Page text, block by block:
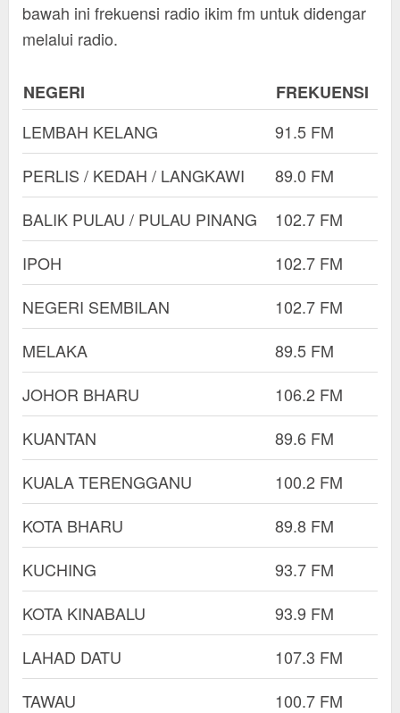
bawah ini frekuensi radio ikim fm untuk didengar
melalui radio.
NEGERI
FREKUENSI
LEMBAH KELANG
91.5 FM
PERLIS / KEDAH / LANGKAWI
89.0 FM
BALIK PULAU / PULAU PINANG
102.7 FM
IPOH
102.7 FM
NEGERI SEMBILAN
102.7 FM
MELAKA
89.5 FM
JOHOR BHARU
106.2 FM
KUANTAN
89.6 FM
KUALA TERENGGANU
100.2 FM
KOTA BHARU
89.8 FM
KUCHING
93.7 FM
KOTA KINABALU
93.9 FM
LAHAD DATU
107.3 FM
TAWAU
100.7 FM